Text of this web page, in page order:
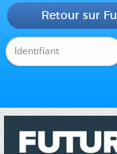
Retour sur